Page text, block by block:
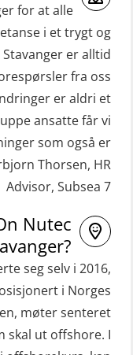
(OSC1162)
kombinasjon
HABD,
Førstehjelp-
HABD,
(OFA107)
over bord
over bord
(MSE1001)
oppdatering
for at alle
i et trygt og
er alltid
fra oss
er aldri et
ansatte får vi
som også er
Thorsen, HR
Advisor, Subsea 7
Nutec
seg selv i 2016,
i Norges
møter senteret
skal ut offshore. I